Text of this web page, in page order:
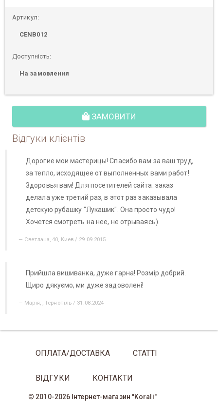
Артикул:
CENB012
Доступність:
На замовлення
ЗАМОВИТИ
Відгуки клієнтів
Дорогие мои мастерицы! Спасибо вам за ваш труд,
за тепло, исходящее от выполненных вами работ!
Здоровья вам! Для посетителей сайта: заказ
делала уже третий раз, в этот раз заказывала
детскую рубашку "Лукашик". Она просто чудо!
Хочется смотреть на нее, не отрываясь).
Светлана, 40, Киев / 29.09.2015
Прийшла вишиванка, дуже гарна! Розмір добрий.
Щиро дякуємо, ми дуже задоволені!
Марія, , Тернопіль / 31.08.2024
ОПЛАТА/ДОСТАВКА СТАТТІ
ВІДГУКИ КОНТАКТИ
© 2010-2026 Інтернет-магазин "Korali"